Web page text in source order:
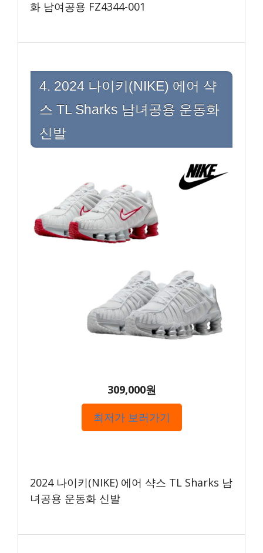
화 남여공용 FZ4344-001
4. 2024 나이키(NIKE) 에어 샥
스 TL Sharks 남녀공용 운동화
신발
309,000원
최저가 보러가기
2024 나이키(NIKE) 에어 샥스 TL Sharks 남
녀공용 운동화 신발